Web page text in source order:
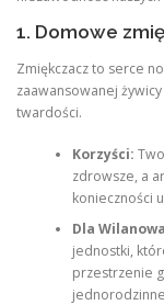
1. Domowe
Zmiękczacz to serce
zaawansowanej
twardości.
Korzyści:
zdrowsze, a
konieczności
Dla
jednostki,
przestrzenie